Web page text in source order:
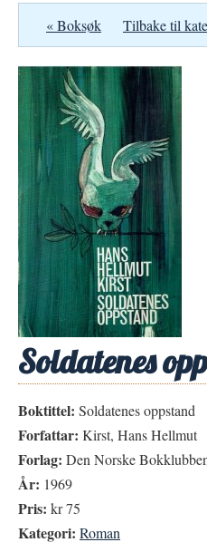
« Boksøk Tilbake til
Soldatenes
Boktittel: Soldatenes oppstand
Forfattar: Kirst, Hans Hellmut
Forlag: Den Norske
År: 1969
Pris: kr 75
Kategori: Roman